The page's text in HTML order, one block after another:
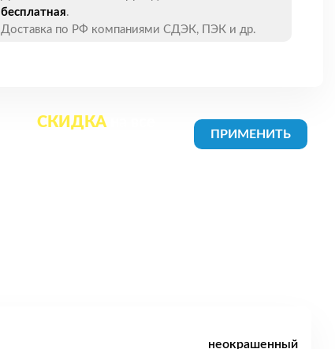
бесплатная.
Доставка по РФ компаниями СДЭК, ПЭК и др.
СКИДКА
неокрашенный